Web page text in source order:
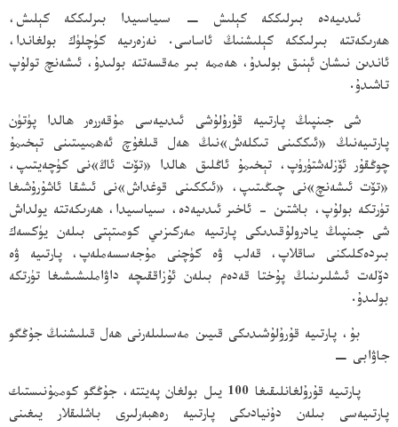
ئىدىيەدە بىرلىككە كېلىش − سىياسىيدا بىرلىككە كېلىش،
ھەرىكەتتە بىرلىككە كېلىشنىڭ ئاساسى. نەزەرىيە كۈچلۈك بولغاندا،
ئاندىن نىشان ئېنىق بولىدۇ، ھەممە بىر مەقسەتتە بولىدۇ، ئىشەنچ تولۇپ
تاشىدۇ.
شى جىنپىڭ پارتىيە قۇرۇلۇشى ئىدىيەسى مۇقەررەر ھالدا پۈتۈن
پارتىيەنىڭ «ئىككىنى تىكلەش»نىڭ ھەل قىلغۇچ ئەھمىيىتىنى تېخىمۇ
چوڭقۇر ئۆزلەشتۈرۈپ، تېخىمۇ ئاڭلىق ھالدا «تۆت ئاڭ»نى كۈچەيتىپ،
«تۆت ئىشەنچ»نى چىڭىتىپ، «ئىككىنى قوغداش»نى ئىشقا ئاشۇرۇشىغا
تۈرتكە بولۇپ، باشتىن - ئاخىر ئىدىيەدە، سىياسىيدا، ھەرىكەتتە يولداش
شى جىنپىڭ يادرولۇقىدىكى پارتىيە مەركىزىي كومىتېتى بىلەن يۈكسەك
بىردەكلىكنى ساقلاپ، قەلب ۋە كۈچنى مۇجەسسەملەپ، پارتىيە ۋە
دۆلەت ئىشلىرىنىڭ پۇختا قەدەم بىلەن ئۇزاققىچە داۋاملىشىشىغا تۈرتكە
بولىدۇ.
بۇ، پارتىيە قۇرۇلۇشىدىكى قىيىن مەسىلىلەرنى ھەل قىلىشنىڭ جۇڭگو
جاۋابى −
پارتىيە قۇرۇلغانلىقىغا 100 يىل بولغان پەيتتە، جۇڭگو كوممۇنىستىك
پارتىيەسى بىلەن دۇنيادىكى پارتىيە رەھبەرلىرى باشلىقلار يىغىنى